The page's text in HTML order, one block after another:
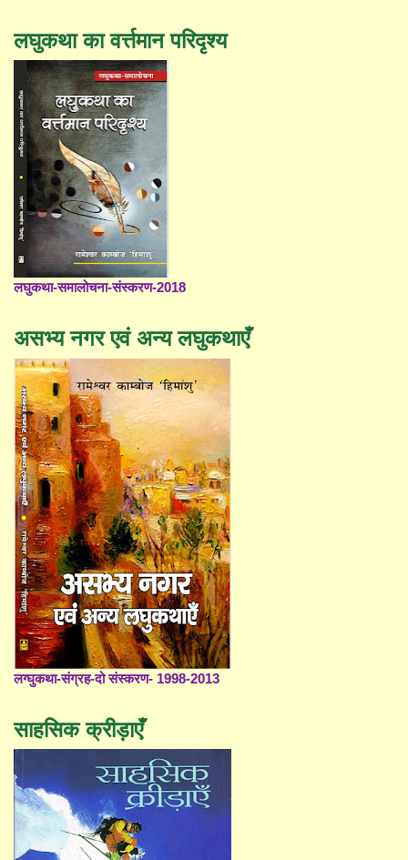
लघुकथा का वर्त्तमान परिदृश्य
लघुकथा-समालोचना-संस्करण-2018
असभ्य नगर एवं अन्य लघुकथाएँ
लग्घुकथा-संग्रह-दो संस्करण- 1998-2013
साहसिक क्रीड़ाएँ